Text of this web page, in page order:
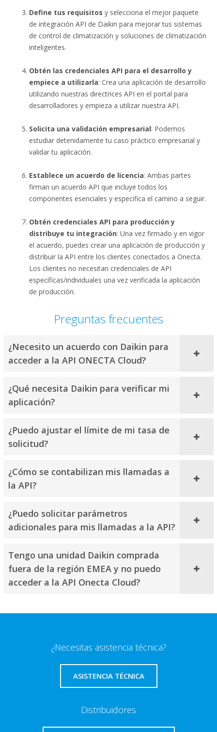
Define tus requisitos y selecciona el mejor paquete
de integración API de Daikin para mejorar tus sistemas
de control de climatización y soluciones de climatización
inteligentes.
Obtén las credenciales API para el desarrollo y
empiece a utilizarla: Crea una aplicación de desarrollo
utilizando nuestras directrices API en el portal para
desarrolladores y empieza a utilizar nuestra API.
Solicita una validación empresarial: Podemos
estudiar detenidamente tu caso práctico empresarial y
validar tu aplicación.
Establece un acuerdo de licencia: Ambas partes
firman un acuerdo API que incluye todos los
componentes esenciales y especifica el camino a seguir.
Obtén credenciales API para producción y
distribuye tu integración: Una vez firmado y en vigor
el acuerdo, puedes crear una aplicación de producción y
distribuir la API entre los clientes conectados a Onecta.
Los clientes no necesitan credenciales de API
específicas/individuales una vez verificada la aplicación
de producción.
Preguntas frecuentes
¿Necesito un acuerdo con Daikin para
acceder a la API ONECTA Cloud?
¿Qué necesita Daikin para verificar mi
aplicación?
¿Puedo ajustar el límite de mi tasa de
solicitud?
¿Cómo se contabilizan mis llamadas a
la API?
¿Puedo solicitar parámetros
adicionales para mis llamadas a la API?
Tengo una unidad Daikin comprada
fuera de la región EMEA y no puedo
acceder a la API Onecta Cloud?
¿Necesitas asistencia técnica?
ASISTENCIA TÉCNICA
Distribuidores